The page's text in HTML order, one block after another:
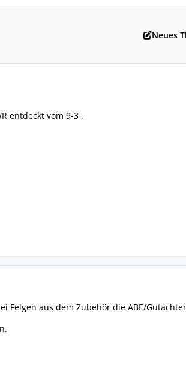
Neues
entdeckt vom 9-3 .
Felgen aus dem Zubehör die ABE/